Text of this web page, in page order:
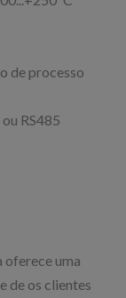
de processo
RS485
oferece uma
de os clientes